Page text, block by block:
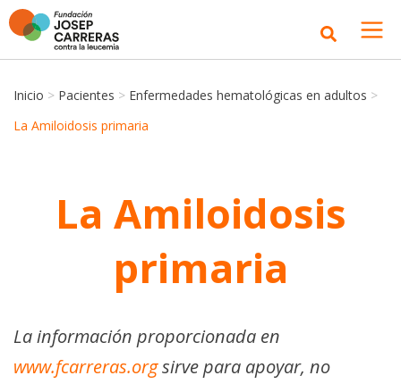
Inicio > Pacientes > Enfermedades hematológicas en adultos >
La Amiloidosis primaria
La Amiloidosis
primaria
La información proporcionada en
www.fcarreras.orgsirve para apoyar, no